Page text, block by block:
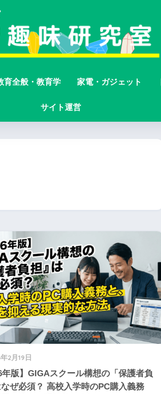
育全般・教育学 家電・ガジェット
サイト運営
2月19日
年版】GIGAスクール構想の「保護者負
ぜ必須？ 高校入学時のPC購入義務